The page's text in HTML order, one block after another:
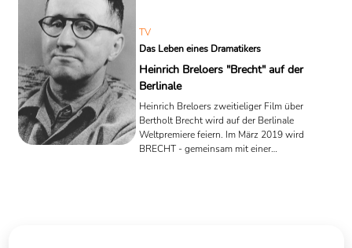
TV
Das Leben eines Dramatikers
Heinrich Breloers "Brecht" auf der
Berlinale
Heinrich Breloers zweitieliger Film über
Bertholt Brecht wird auf der Berlinale
Weltpremiere feiern. Im März 2019 wird
BRECHT - gemeinsam mit einer